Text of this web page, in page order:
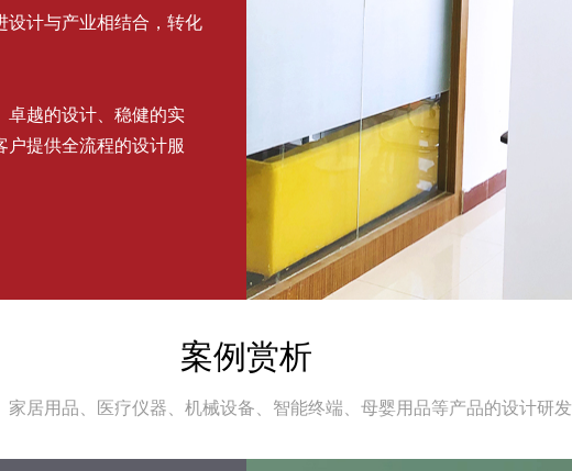
设计与产业相结合，转化
卓越的设计、稳健的实
户提供全流程的设计服
案例赏析
家居用品、医疗仪器、机械设备、智能终端、母婴用品等产品的设计研发